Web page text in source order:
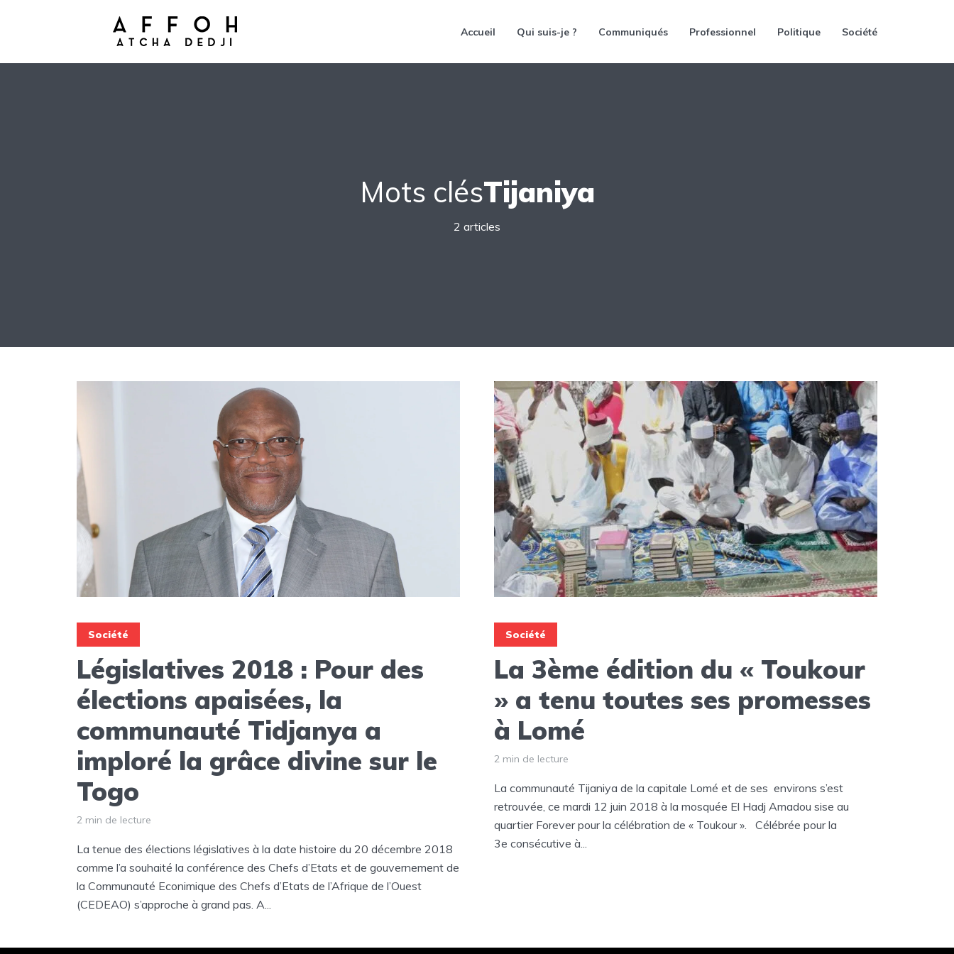
Accueil Qui suis-je ? Communiqués Professionnel Politique Société
Mots clésTijaniya
2 articles
Société
Législatives 2018 : Pour des
élections apaisées, la
communauté Tidjanya a
imploré la grâce divine sur le
Togo
2 min de lecture
La tenue des élections législatives à la date histoire du 20 décembre 2018
comme l’a souhaité la conférence des Chefs d’Etats et de gouvernement de
la Communauté Econimique des Chefs d’Etats de l’Afrique de l’Ouest
(CEDEAO) s’approche à grand pas. A...
Société
La 3ème édition du « Toukour
» a tenu toutes ses promesses
à Lomé
2 min de lecture
La communauté Tijaniya de la capitale Lomé et de ses environs s’est
retrouvée, ce mardi 12 juin 2018 à la mosquée El Hadj Amadou sise au
quartier Forever pour la célébration de « Toukour ». Célébrée pour la
3e consécutive à...